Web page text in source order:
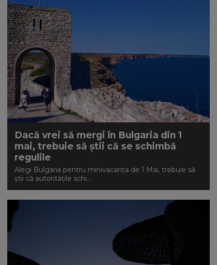
Dacă vrei să mergi în Bulgaria din 1
mai, trebuie să știi că se schimbă
regulile
Alegi Bulgaria pentru minivacanța de 1 Mai, trebuie să
știi că autoritățile schi...